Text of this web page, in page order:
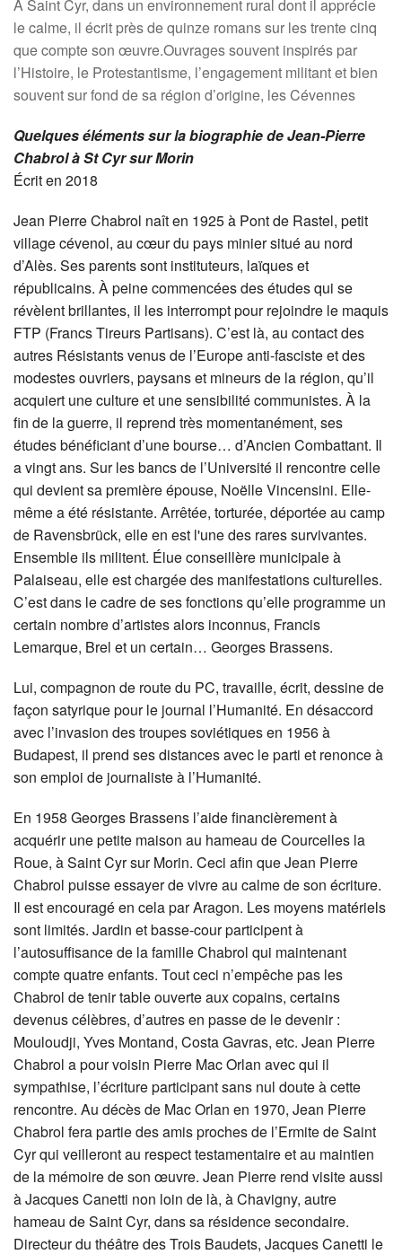
À Saint Cyr, dans un environnement rural dont il apprécie
le calme, il écrit près de quinze romans sur les trente cinq
que compte son œuvre.Ouvrages souvent inspirés par
l’Histoire, le Protestantisme, l’engagement militant et bien
souvent sur fond de sa région d’origine, les Cévennes
Quelques éléments sur la biographie de Jean-Pierre
Chabrol à St Cyr sur Morin
Écrit en 2018
Jean Pierre Chabrol naît en 1925 à Pont de Rastel, petit
village cévenol, au cœur du pays minier situé au nord
d’Alès. Ses parents sont instituteurs, laïques et
républicains. À peine commencées des études qui se
révèlent brillantes, il les interrompt pour rejoindre le maquis
FTP (Francs Tireurs Partisans). C’est là, au contact des
autres Résistants venus de l’Europe anti-fasciste et des
modestes ouvriers, paysans et mineurs de la région, qu’il
acquiert une culture et une sensibilité communistes. À la
fin de la guerre, il reprend très momentanément, ses
études bénéficiant d’une bourse… d’Ancien Combattant. Il
a vingt ans. Sur les bancs de l’Université il rencontre celle
qui devient sa première épouse, Noëlle Vincensini. Elle-
même a été résistante. Arrêtée, torturée, déportée au camp
de Ravensbrück, elle en est l'une des rares survivantes.
Ensemble ils militent. Élue conseillère municipale à
Palaiseau, elle est chargée des manifestations culturelles.
C’est dans le cadre de ses fonctions qu’elle programme un
certain nombre d’artistes alors inconnus, Francis
Lemarque, Brel et un certain… Georges Brassens.
Lui, compagnon de route du PC, travaille, écrit, dessine de
façon satyrique pour le journal l’Humanité. En désaccord
avec l’invasion des troupes soviétiques en 1956 à
Budapest, il prend ses distances avec le parti et renonce à
son emploi de journaliste à l’Humanité.
En 1958 Georges Brassens l’aide financièrement à
acquérir une petite maison au hameau de Courcelles la
Roue, à Saint Cyr sur Morin. Ceci afin que Jean Pierre
Chabrol puisse essayer de vivre au calme de son écriture.
Il est encouragé en cela par Aragon. Les moyens matériels
sont limités. Jardin et basse-cour participent à
l’autosuffisance de la famille Chabrol qui maintenant
compte quatre enfants. Tout ceci n’empêche pas les
Chabrol de tenir table ouverte aux copains, certains
devenus célèbres, d’autres en passe de le devenir :
Mouloudji, Yves Montand, Costa Gavras, etc. Jean Pierre
Chabrol a pour voisin Pierre Mac Orlan avec qui il
sympathise, l’écriture participant sans nul doute à cette
rencontre. Au décès de Mac Orlan en 1970, Jean Pierre
Chabrol fera partie des amis proches de l’Ermite de Saint
Cyr qui veilleront au respect testamentaire et au maintien
de la mémoire de son œuvre. Jean Pierre rend visite aussi
à Jacques Canetti non loin de là, à Chavigny, autre
hameau de Saint Cyr, dans sa résidence secondaire.
Directeur du théâtre des Trois Baudets, Jacques Canetti le